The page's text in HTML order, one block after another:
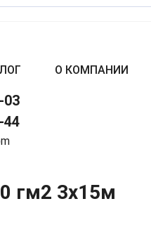
О КОМПАНИИ
03
44
гм2 3х15м